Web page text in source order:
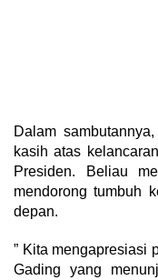
Dalam
kasih atas
Presiden. Beliau
mendorong tumbuh
depan.
” Kita mengapresiasi
Gading yang